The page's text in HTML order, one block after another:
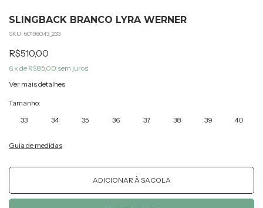
SLINGBACK BRANCO LYRA WERNER
SKU: 60198043_233
R$510,00
6 x de R$85,00 sem juros
Ver mais detalhes
Tamanho:
33
34 35 36 37 38 39 40
Guia de medidas